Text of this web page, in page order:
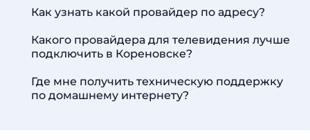
Как узнать какой провайдер по адресу?
Какого провайдера для телевидения лучше
подключить в Кореновске?
Где мне получить техническую поддержку
по домашнему интернету?